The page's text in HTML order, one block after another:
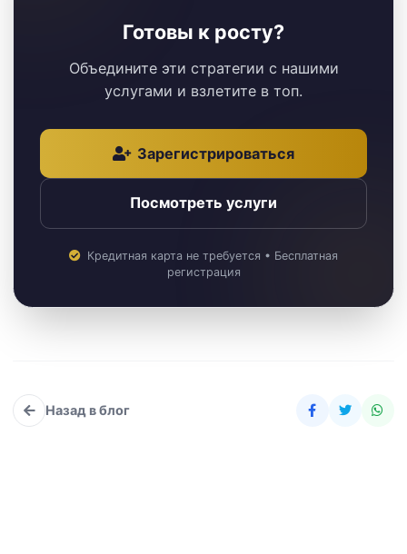
Готовы к росту?
Объедините эти стратегии с нашими
услугами и взлетите в топ.
Зарегистрироваться
Посмотреть услуги
Кредитная карта не требуется • Бесплатная
регистрация
Назад в блог